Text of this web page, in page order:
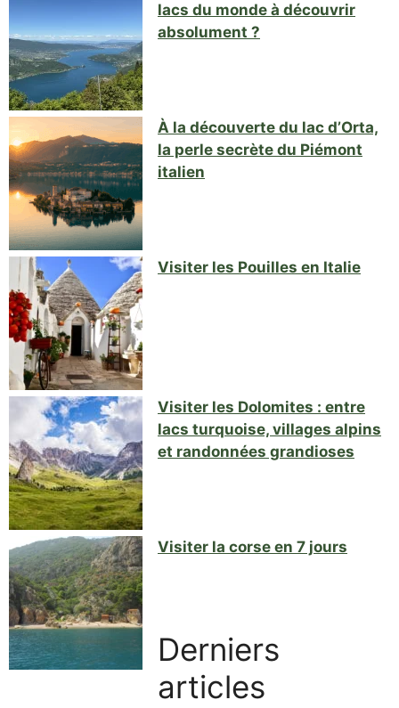
lacs du monde à découvrir
absolument ?
À la découverte du lac d’Orta,
la perle secrète du Piémont
italien
Visiter les Pouilles en Italie
Visiter les Dolomites : entre
lacs turquoise, villages alpins
et randonnées grandioses
Visiter la corse en 7 jours
Derniers
articles